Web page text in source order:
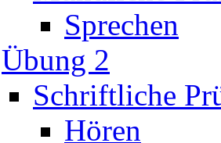
Sprechen
Übung 2
Schriftliche
Hören